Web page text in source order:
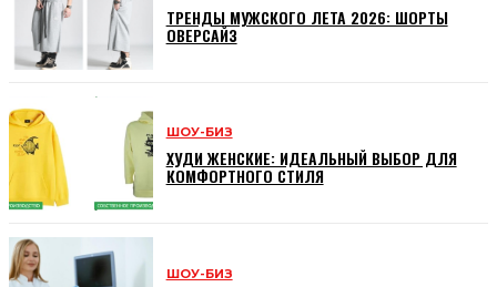
ТРЕНДЫ МУЖСКОГО ЛЕТА 2026: ШОРТЫ
ОВЕРСАЙЗ
ШОУ-БИЗ
ХУДИ ЖЕНСКИЕ: ИДЕАЛЬНЫЙ ВЫБОР ДЛЯ
КОМФОРТНОГО СТИЛЯ
ШОУ-БИЗ